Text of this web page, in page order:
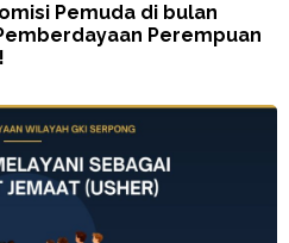
Pemuda di bulan
Perempuan